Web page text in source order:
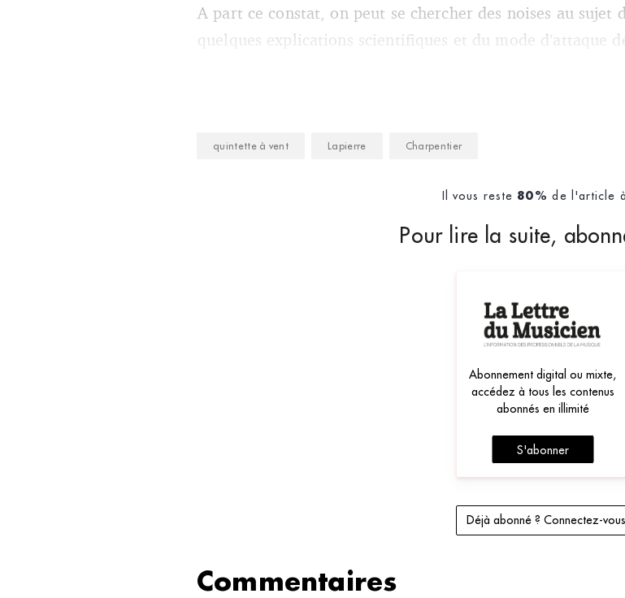
A part ce constat, on peut se chercher des noises au sujet
quelques explications scientifiques et du mode d’attaque
quintette à vent Lapierre Charpentier
Il vous reste 80% de l'article
Pour lire la suite,
Abonnement digital ou mixte,
accédez à tous les contenus
abonnés en illimité
S'abonner
Déjà abonné ? Connectez-vous
Commentaires